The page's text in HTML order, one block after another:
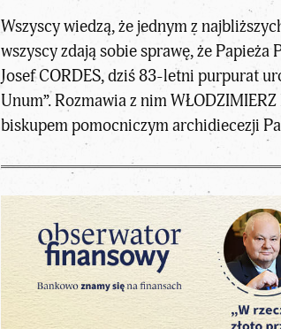
Wszyscy wiedzą, że jednym z
wszyscy zdają sobie sprawę, że
Josef CORDES, dziś 83-letni purpurat
Unum”. Rozmawia z nim
biskupem pomocniczym archidiecezji